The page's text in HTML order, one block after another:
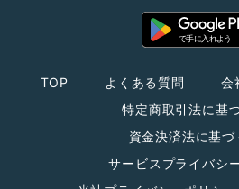
TOP よくある質問 会
特定商取引法に基
資金決済法に基づ
サービスプライバシ